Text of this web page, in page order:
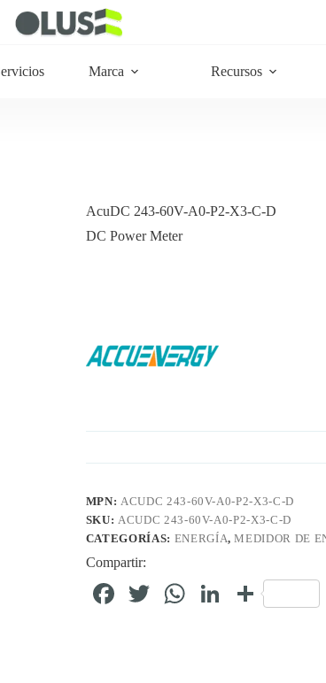
Marca Recursos
AcuDC 243-60V-A0-P2-X3-C-D
DC Power Meter
MPN:ACUDC 243-60V-A0-P2-X3-C-D
SKU:ACUDC 243-60V-A0-P2-X3-C-D
CATEGORÍAS: ENERGÍA,MEDIDOR DE
Compartir:
Fa T
W
Li C